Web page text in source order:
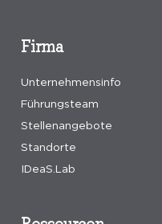
Firma
Unternehmensinfo
Führungsteam
Stellenangebote
Standorte
IDeaS.Lab